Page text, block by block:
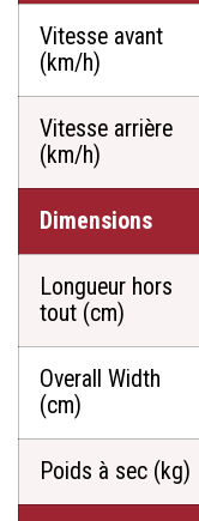
Vitesse avant
(km/h)
Vitesse arrière
(km/h)
Dimensions
Longueur hors
tout (cm)
Overall Width
(cm)
Poids à sec (kg)